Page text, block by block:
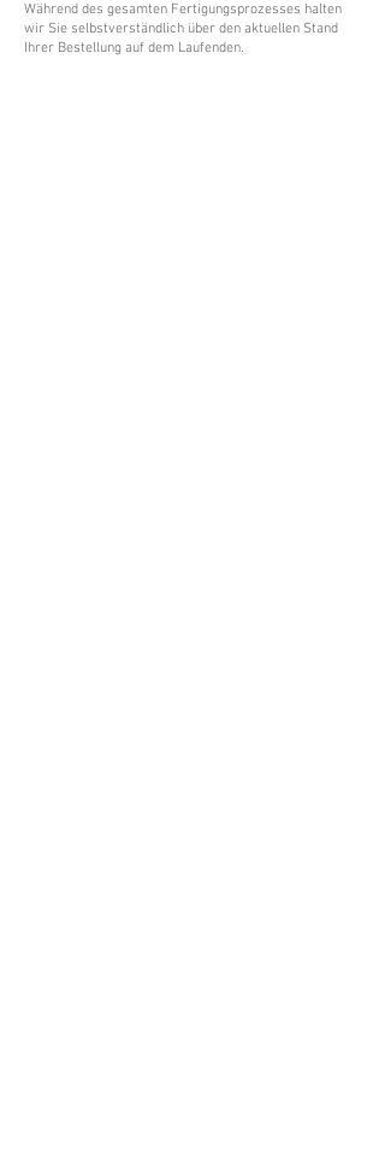
Während des gesamten Fertigungsprozesses halten
wir Sie selbstverständlich über den aktuellen Stand
Ihrer Bestellung auf dem Laufenden.